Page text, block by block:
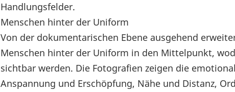
Handlungsfelder.
Menschen hinter der Uniform
Von der dokumentarischen Ebene ausgehend
Menschen hinter der Uniform in den Mittelpunkt,
sichtbar werden. Die Fotografien zeigen die
Anspannung und Erschöpfung, Nähe und Distanz,